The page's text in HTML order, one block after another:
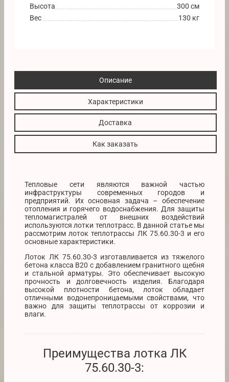
Высота
300 см
Вес
130 кг
Описание
Характеристики
Доставка
Как заказать
Тепловые сети являются важной частью
инфраструктуры современных городов и
предприятий. Их основная задача – обеспечение
отопления и горячего водоснабжения. Для защиты
тепломагистралей от внешних воздействий
используются лотки теплотрасс. В данной статье мы
рассмотрим лоток теплотрассы ЛК 75.60.30-3 и его
основные характеристики.
Лоток ЛК 75.60.30-3 изготавливается из тяжелого
бетона класса В20 с добавлением гранитного щебня
и стальной арматуры. Это обеспечивает высокую
прочность и долговечность изделия. Благодаря
высокой плотности бетона, лоток обладает
отличными водонепроницаемыми свойствами, что
важно для защиты теплотрассы от коррозии и
влаги.
Преимущества лотка ЛК
75.60.30-3: